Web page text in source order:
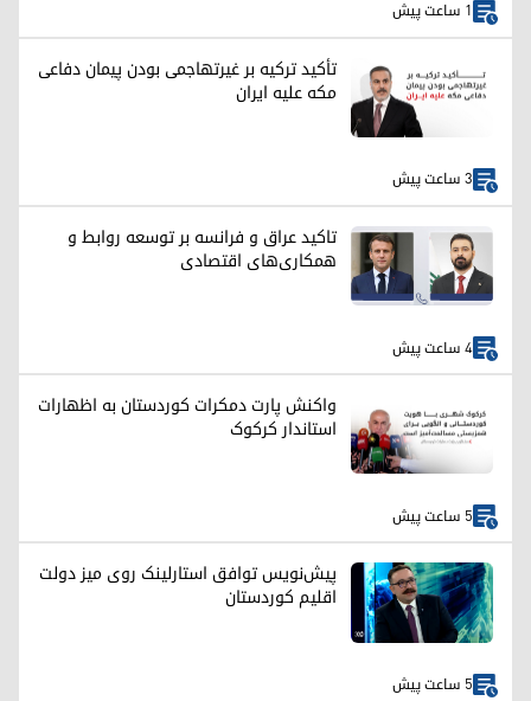
1 ساعت پیش
تأکید ترکیه بر غیرتهاجمی بودن پیمان دفاعی
مکه علیه ایران
3 ساعت پیش
تاکید عراق و فرانسه بر توسعه روابط و
همکاری‌های اقتصادی
4 ساعت پیش
واکنش پارت دمکرات کوردستان به اظهارات
استاندار کرکوک
5 ساعت پیش
پیش‌نویس توافق استارلینک روی میز دولت
اقلیم کوردستان
5 ساعت پیش